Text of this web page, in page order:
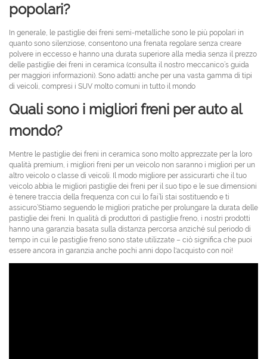
popolari?
In generale, le pastiglie dei freni semi-metalliche sono le più popolari in
quanto sono silenziose, consentono una frenata regolare senza creare
polvere in eccesso e hanno una durata superiore alla media senza il prezzo
delle pastiglie dei freni in ceramica (consulta il nostro meccanico’s guida
per maggiori informazioni). Sono adatti anche per una vasta gamma di tipi
di veicoli, compresi i SUV molto comuni in tutto il mondo
Quali sono i migliori freni per auto al
mondo?
Mentre le pastiglie dei freni in ceramica sono molto apprezzate per la loro
qualità premium, i migliori freni per un veicolo non saranno i migliori per un
altro veicolo o classe di veicoli. Il modo migliore per assicurarti che il tuo
veicolo abbia le migliori pastiglie dei freni per il suo tipo e le sue dimensioni
è tenere traccia della frequenza con cui lo fai’li stai sostituendo e ti
assicuro’Stiamo seguendo le migliori pratiche per prolungare la durata delle
pastiglie dei freni. In qualità di produttori di pastiglie freno, i nostri prodotti
hanno una garanzia basata sulla distanza percorsa anziché sul periodo di
tempo in cui le pastiglie freno sono state utilizzate – ciò significa che puoi
essere ancora in garanzia anche pochi anni dopo l'acquisto con noi!